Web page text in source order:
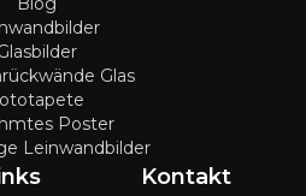
Glas
Poster
Leinwandbilder
Kontakt